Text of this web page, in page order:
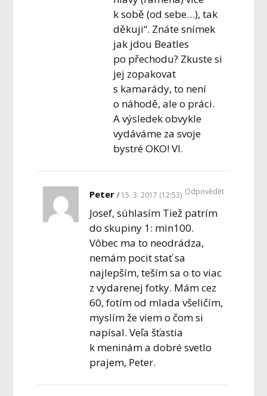
k sobě (od sebe…), tak
děkuji“. Znáte snímek
jak jdou Beatles
po přechodu? Zkuste si
jej zopakovat
s kamarády, to není
o náhodě, ale o práci.
A výsledek obvykle
vydáváme za svoje
bystré OKO! Vl.
Peter 15. 3. 2017 (12:53)
Josef, súhlasím Tiež patrím
do skupiny 1: min100.
Vôbec ma to neodrádza,
nemám pocit stať sa
najlepším, teším sa o to viac
z vydarenej fotky. Mám cez
60, fotím od mlada všeličím,
myslím že viem o čom si
napísal. Veľa šťastia
k meninám a dobré svetlo
prajem, Peter.
Odpovědět